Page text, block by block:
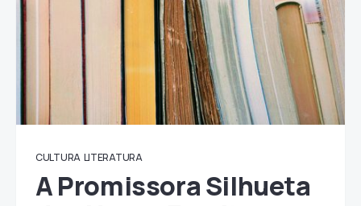
CULTURA LITERATURA
A Promissora Silhueta